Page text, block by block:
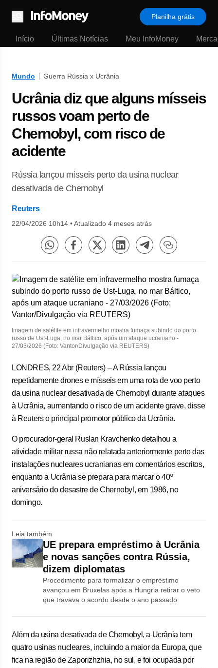
Menu
Planilha grátis
Início Últimas Notícias Meu InfoMoney
Mundo Guerra Rússia x Ucrânia
Ucrânia diz que alguns mísseis
russos voam perto de
Chernobyl, com risco de
acidente
Rússia lançou mísseis perto da usina nuclear
desativada de Chernobyl
Reuters
22/04/2026 10h14 •Atualizado 4 meses atrás
Imagem de satélite em infravermelho mostra fumaça subindo do porto
russo de Ust-Luga, no mar Báltico, após um ataque ucraniano -
27/03/2026 (Foto: Vantor/Divulgação via REUTERS)
LONDRES, 22 Abr (Reuters) – A Rússia lançou
⁠repetidamente drones e mísseis em uma rota de voo ⁠perto
da usina nuclear desativada de Chernobyl durante ataques
à Ucrânia, aumentando ‌o risco de um acidente grave, disse
à Reuters o principal promotor público da Ucrânia.
O procurador-geral Ruslan Kravchenko detalhou a
atividade militar russa não relatada anteriormente perto das
‌instalações nucleares ucranianas em comentários escritos,
enquanto a Ucrânia se prepara para marcar o 40º
aniversário do desastre de Chernobyl, em 1986, no
domingo.
Leia também
UE prepara empréstimo à Ucrânia
e novas sanções contra Rússia,
dizem diplomatas
Procedimento para formalizar o empréstimo
avançou em Bruxelas após a Hungria retirar o veto
que travava o acordo desde o ano passado
Além da usina desativada de Chernobyl, a Ucrânia tem
quatro usinas nucleares, incluindo a maior da Europa, que
fica na região de Zaporizhzhia, no sul, e foi ocupada por